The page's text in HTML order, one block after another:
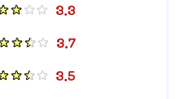
3.3
3.7
3.5